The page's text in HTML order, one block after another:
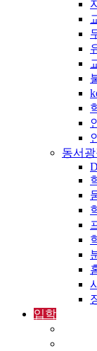
동서
입학